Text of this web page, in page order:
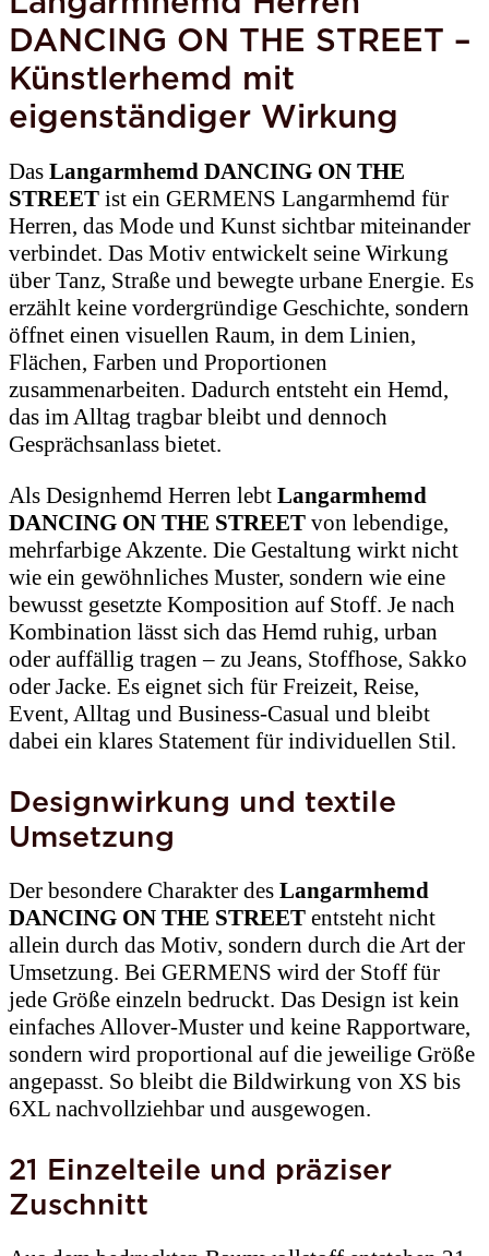
DANCING ON THE STREET –
Künstlerhemd mit
eigenständiger Wirkung
Das Langarmhemd DANCING ON THE
STREET ist ein GERMENS Langarmhemd für
Herren, das Mode und Kunst sichtbar miteinander
verbindet. Das Motiv entwickelt seine Wirkung
über Tanz, Straße und bewegte urbane Energie. Es
erzählt keine vordergründige Geschichte, sondern
öffnet einen visuellen Raum, in dem Linien,
Flächen, Farben und Proportionen
zusammenarbeiten. Dadurch entsteht ein Hemd,
das im Alltag tragbar bleibt und dennoch
Gesprächsanlass bietet.
Als Designhemd Herren lebt Langarmhemd
DANCING ON THE STREET von lebendige,
mehrfarbige Akzente. Die Gestaltung wirkt nicht
wie ein gewöhnliches Muster, sondern wie eine
bewusst gesetzte Komposition auf Stoff. Je nach
Kombination lässt sich das Hemd ruhig, urban
oder auffällig tragen – zu Jeans, Stoffhose, Sakko
oder Jacke. Es eignet sich für Freizeit, Reise,
Event, Alltag und Business-Casual und bleibt
dabei ein klares Statement für individuellen Stil.
Designwirkung und textile
Umsetzung
Der besondere Charakter des Langarmhemd
DANCING ON THE STREET entsteht nicht
allein durch das Motiv, sondern durch die Art der
Umsetzung. Bei GERMENS wird der Stoff für
jede Größe einzeln bedruckt. Das Design ist kein
einfaches Allover-Muster und keine Rapportware,
sondern wird proportional auf die jeweilige Größe
angepasst. So bleibt die Bildwirkung von XS bis
6XL nachvollziehbar und ausgewogen.
21 Einzelteile und präziser
Zuschnitt